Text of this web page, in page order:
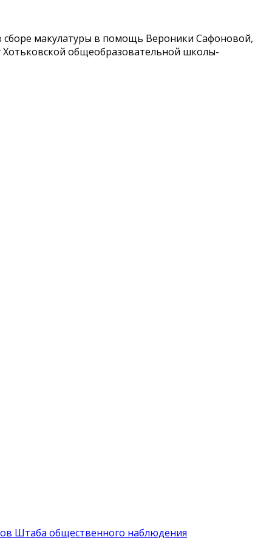
сборе макулатуры в помощь Вероники Сафоновой,
общеобразовательной школы-
Штаба общественного наблюдения